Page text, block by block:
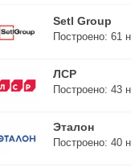
Setl Group
Построено: 61
ЛСР
Построено: 43
Эталон
Построено: 40